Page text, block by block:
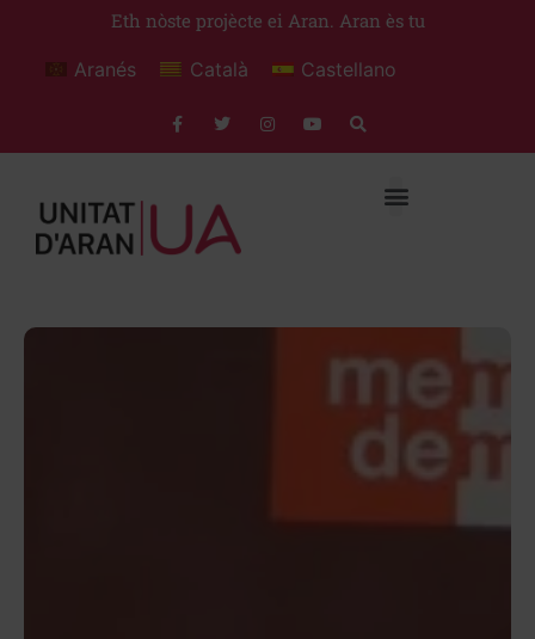
Eth nòste projècte ei Aran. Aran ès tu
Aranés Català Castellano